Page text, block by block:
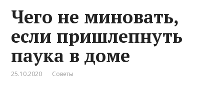
Чего не миновать,
если пришлепнуть
паука в доме
25.10.2020 Советы